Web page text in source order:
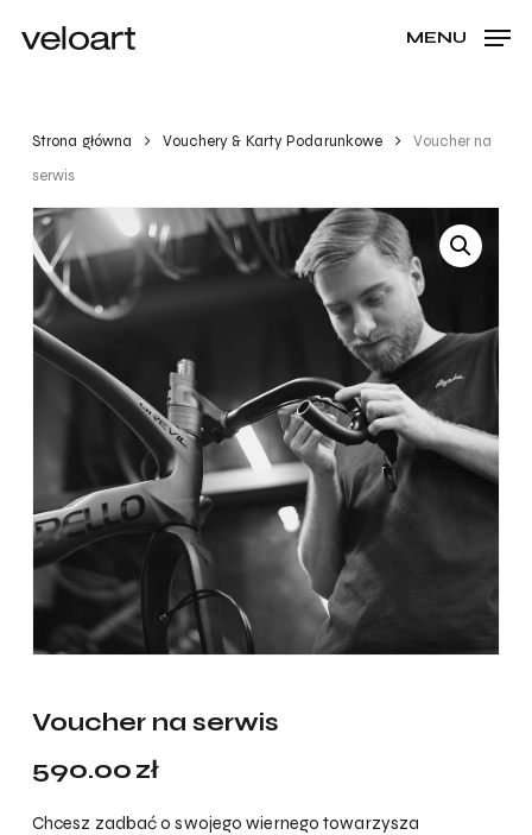
MENU
Cart CLOSE
Strona główna Vouchery & Karty Podarunkowe
Voucher na
serwis
Voucher na serwis
590.00zł
Chcesz zadbać o swojego wiernego towarzysza